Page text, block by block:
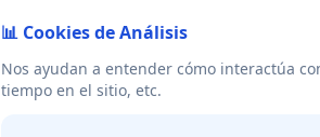
📊 Cookies de Análisis
Nos ayudan a entender cómo interactúa
tiempo en el sitio, etc.